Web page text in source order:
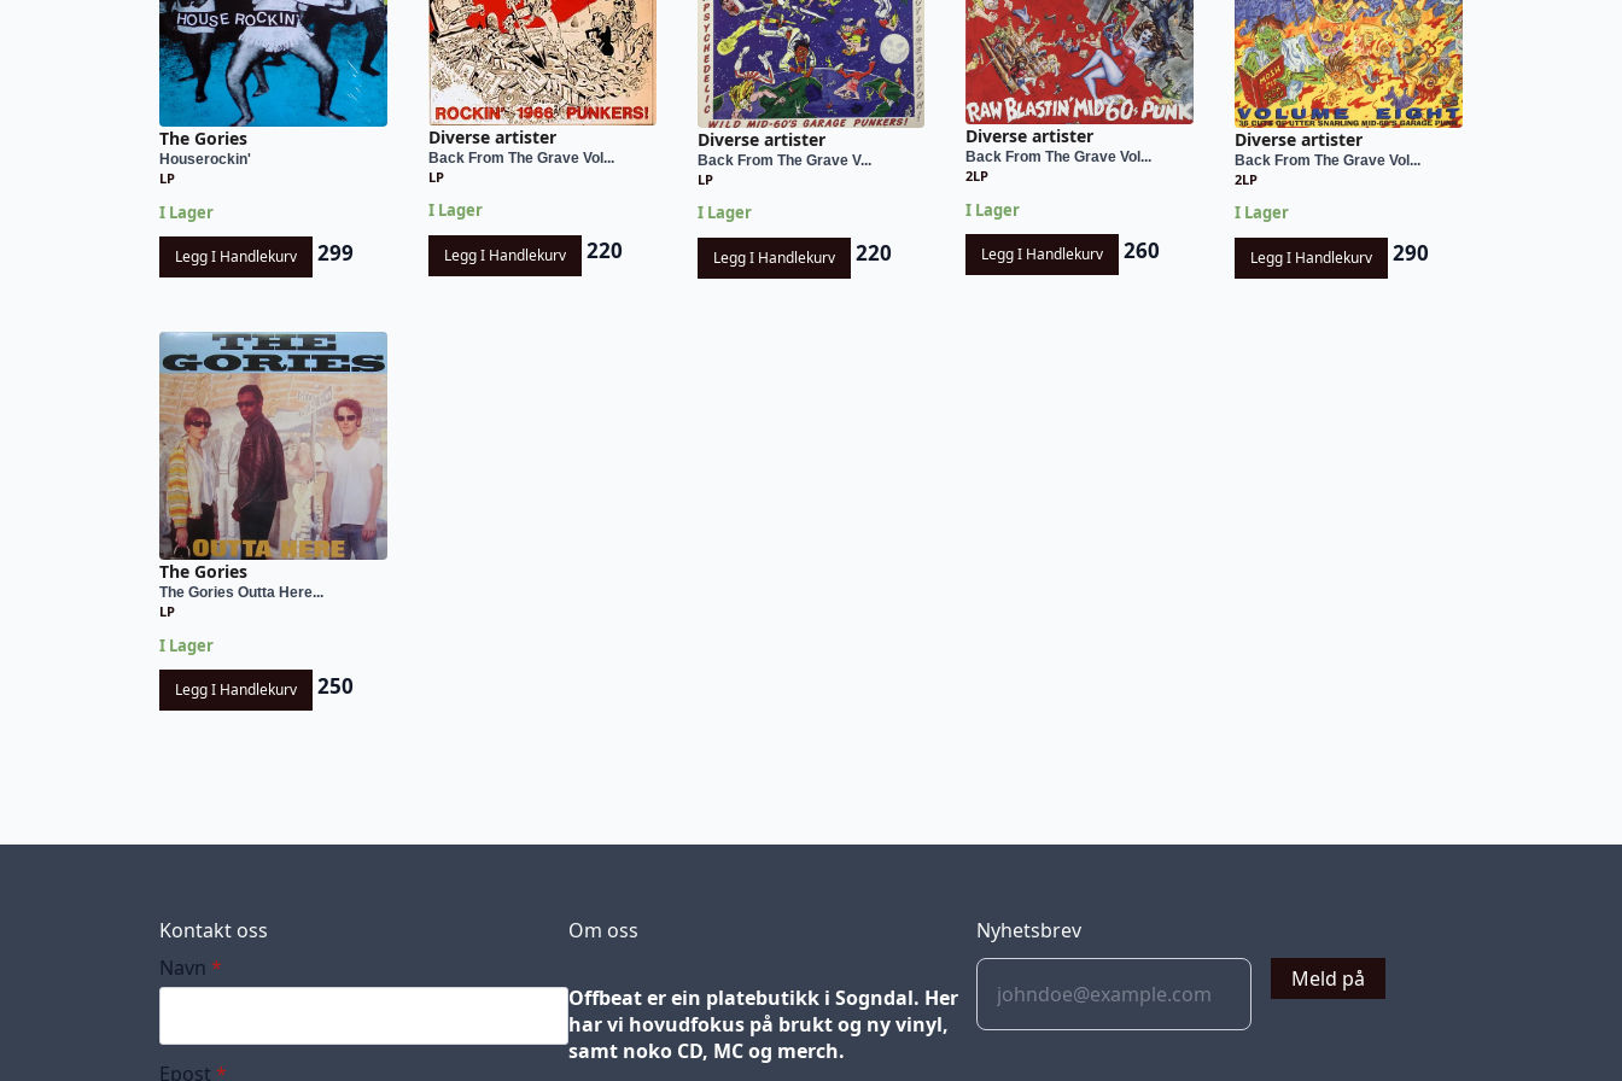
The Gories
Houserockin'
LP
I Lager
Legg I Handlekurv 299
Diverse artister
Back From The Grave Vol...
LP
I Lager
Legg I Handlekurv 220
Diverse artister
Back From The Grave V...
LP
I Lager
Legg I Handlekurv 220
Diverse artister
Back From The Grave Vol...
2LP
I Lager
Legg I Handlekurv 260
Diverse artister
Back From The Grave Vol...
2LP
I Lager
Legg I Handlekurv 290
The Gories
The Gories Outta Here...
LP
I Lager
Legg I Handlekurv 250
Kontakt oss
Navn *
Epost *
Om oss
Offbeat er ein platebutikk i Sogndal. Her
har vi hovudfokus på brukt og ny vinyl,
samt noko CD, MC og merch.
Nyhetsbrev
Meld på